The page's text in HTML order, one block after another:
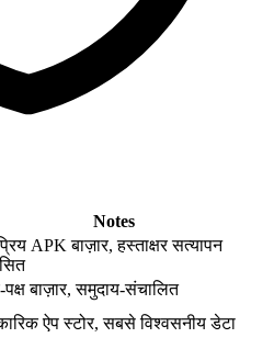
Notes
APK बाज़ार, हस्ताक्षर सत्यापन
पक्ष बाज़ार, समुदाय-संचालित
ऐप स्टोर, सबसे विश्वसनीय डेटा